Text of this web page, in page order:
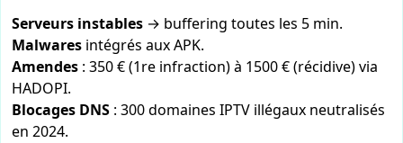
Serveurs instables → buffering toutes les 5 min.
Malwares intégrés aux APK.
Amendes : 350 € (1re infraction) à 1500 € (récidive) via
HADOPI.
Blocages DNS : 300 domaines IPTV illégaux neutralisés
en 2024.